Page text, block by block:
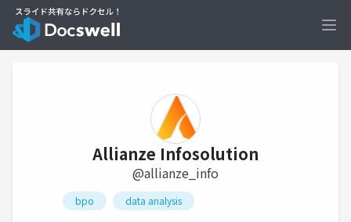
Allianze Infosolution
@allianze_info
bpo data analysis